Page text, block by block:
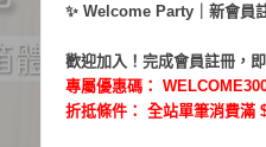
✨ Welcome Party｜新會員
歡迎加入！完成會員註冊，
專屬優惠碼：
折抵條件： 全站單筆消費滿